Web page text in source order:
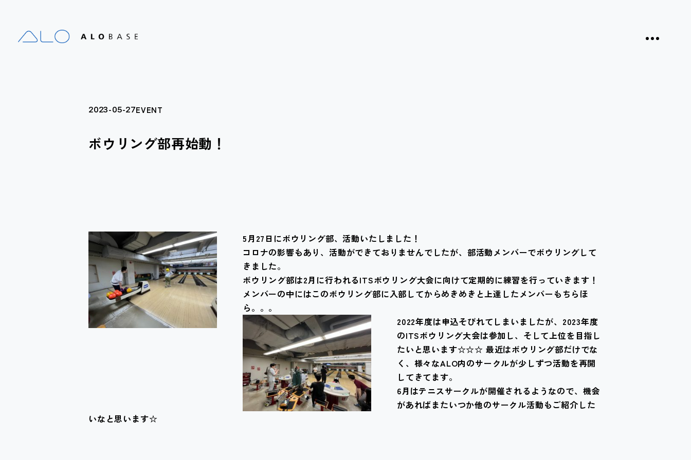
2023-05-27EVENT
ボウリング部再始動！
5月27日にボウリング部、活動いたしました！
コロナの影響もあり、活動ができておりませんでしたが、部活動メンバーでボウリングして
きました。
ボウリング部は2月に行われるITSボウリング大会に向けて定期的に練習を行っていきます！
メンバーの中にはこのボウリング部に入部してからめきめきと上達したメンバーもちらほ
ら。。。
2022年度は申込そびれてしまいましたが、2023年度
のITSボウリング大会は参加し、そして上位を目指し
たいと思います☆☆☆ 最近はボウリング部だけでな
く、様々なALO内のサークルが少しずつ活動を再開
してきてます。
6月はテニスサークルが開催されるようなので、機会
があればまたいつか他のサークル活動もご紹介した
いなと思います☆